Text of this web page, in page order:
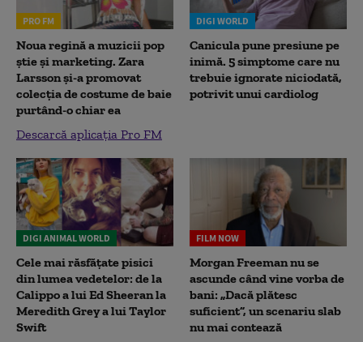
PRO FM
Noua regină a muzicii pop
știe și marketing. Zara
Larsson și-a promovat
colecția de costume de baie
purtând-o chiar ea
Descarcă aplicația Pro FM
DIGI WORLD
Canicula pune presiune pe
inimă. 5 simptome care nu
trebuie ignorate niciodată,
potrivit unui cardiolog
DIGI ANIMAL WORLD
Cele mai răsfățate pisici
din lumea vedetelor: de la
Calippo a lui Ed Sheeran la
Meredith Grey a lui Taylor
Swift
FILM NOW
Morgan Freeman nu se
ascunde când vine vorba de
bani: „Dacă plătesc
suficient”, un scenariu slab
nu mai contează